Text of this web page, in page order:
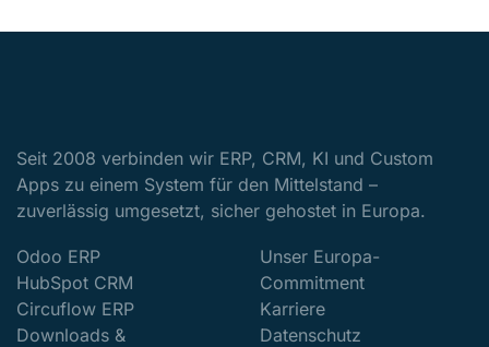
Seit 2008 verbinden wir ERP, CRM, KI und Custom
Apps zu einem System für den Mittelstand –
zuverlässig umgesetzt, sicher gehostet in Europa.
Odoo ERP
HubSpot CRM
Circuflow ERP
Downloads &
Unser Europa-
Commitment
Karriere
Datenschutz